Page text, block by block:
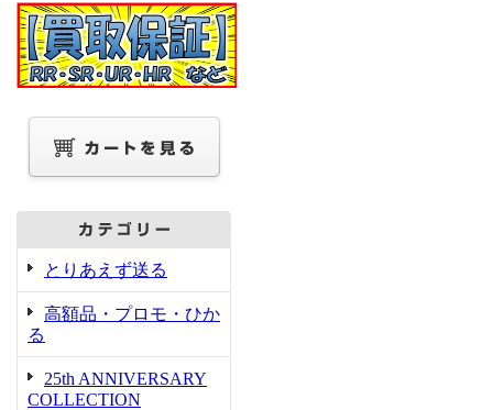
とりあえず送る
高額品・プロモ・ひか
る
25th ANNIVERSARY
COLLECTION